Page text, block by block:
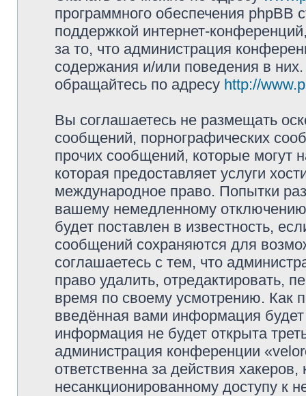
программного обеспечения phpBB
поддержкой интернет-
за то, что администрация
содержания и/или поведения в
обращайтесь по адресу http://
Вы соглашаетесь не размещать
сообщений, порнографических
прочих сообщений, которые могут
которая предоставляет услуги
международное право. Попытки
вашему немедленному
будет поставлен в известность,
сообщений сохраняются для
соглашаетесь с тем, что
право удалить, отредактировать,
время по своему усмотрению. Как
введённая вами информация
информация не будет открыта
администрация конференции
ответственна за действия
несанкционированному доступу к